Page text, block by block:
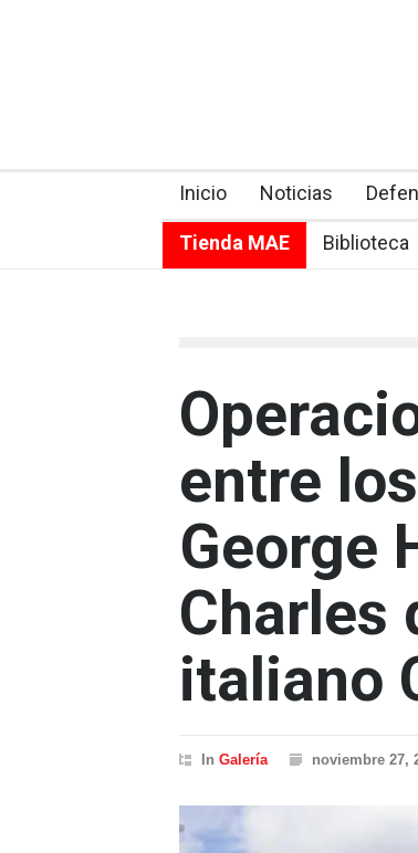
Inicio Noticias
Tienda MAE Biblioteca
entre
George
Charles
italiano
In Galería noviembre 27,